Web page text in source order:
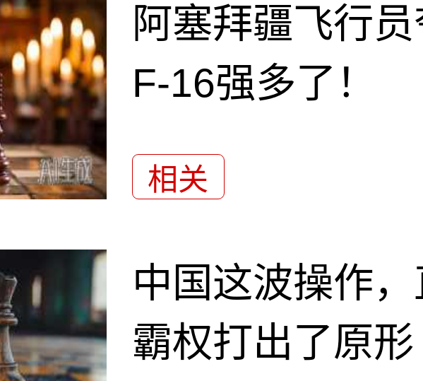
阿塞拜疆飞行
F-16强多了！
相关
中国这波操作
霸权打出了原形